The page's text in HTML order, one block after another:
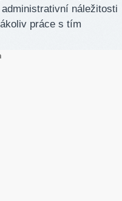
náležitosti
práce s tím